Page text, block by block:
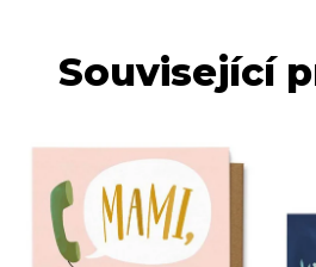
Související